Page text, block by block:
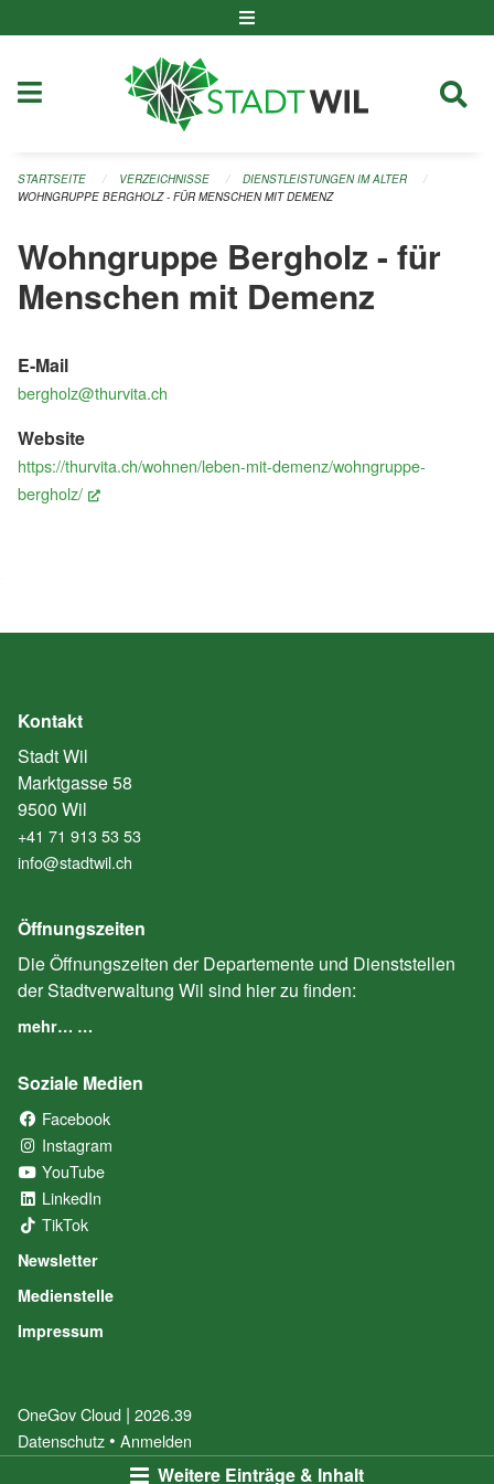
Weitere Einträge & Inhalt
STARTSEITE VERZEICHNISSE
DIENSTLEISTUNGEN IM ALTER
WOHNGRUPPE BERGHOLZ - FÜR MENSCHEN MIT DEMENZ
Wohngruppe Bergholz - für
Menschen mit Demenz
E-Mail
bergholz@thurvita.ch
Website
https://thurvita.ch/wohnen/leben-mit-demenz/wohngruppe-
bergholz/
(External Link)
Kontakt
Stadt Wil
Marktgasse 58
9500 Wil
+41 71 913 53 53
info@stadtwil.ch
Öffnungszeiten
Die Öffnungszeiten der Departemente und Dienststellen
der Stadtverwaltung Wil sind hier zu finden:
mehr… …
Soziale Medien
Facebook
Instagram
YouTube
LinkedIn
TikTok
Newsletter
Medienstelle
Impressum
OneGov Cloud (External Link)
| 2026.39
Datenschutz (External Link)
Anmelden